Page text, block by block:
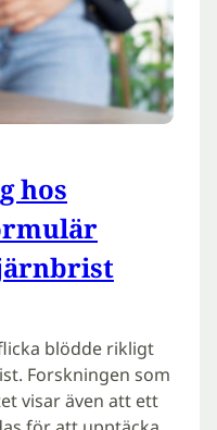
hos
blödde rikligt
Forskningen som
visar även att ett